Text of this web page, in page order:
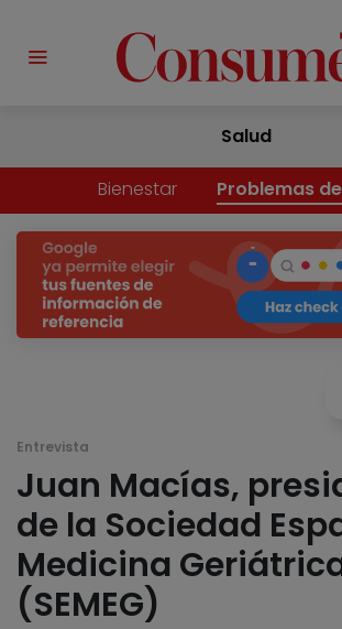
Salud
Bienestar Problemas
Entrevista
Juan Macías,
de la Sociedad
Medicina
(SEMEG)